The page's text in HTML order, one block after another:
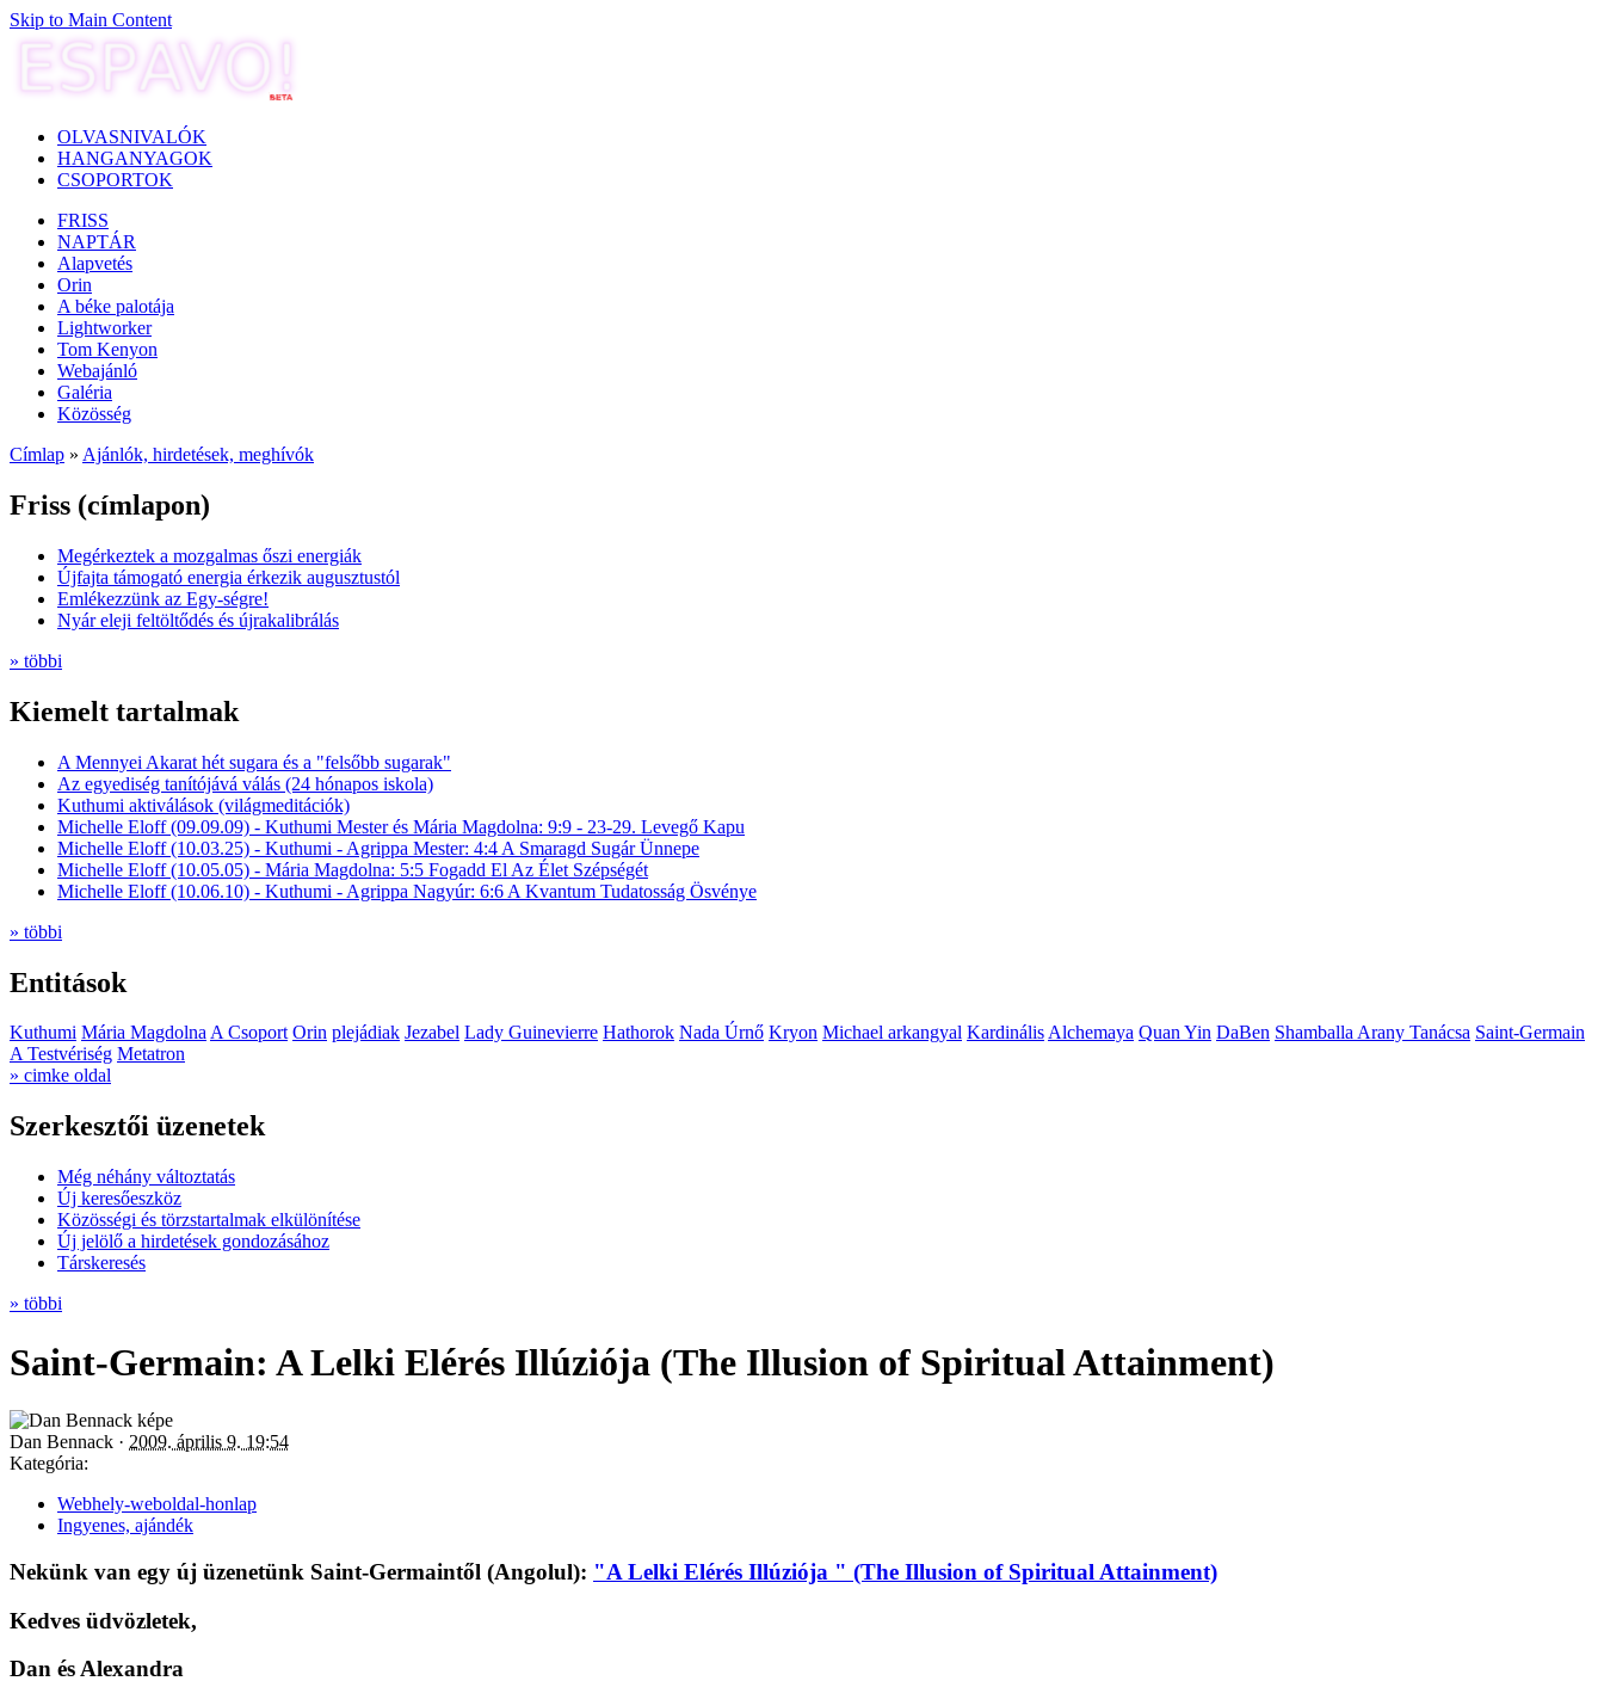
Skip to Main Content
OLVASNIVALÓK
HANGANYAGOK
CSOPORTOK
FRISS
NAPTÁR
Alapvetés
Orin
A béke palotája
Lightworker
Tom Kenyon
Webajánló
Galéria
Közösség
Címlap » Ajánlók, hirdetések, meghívók
Friss (címlapon)
Megérkeztek a mozgalmas őszi energiák
Újfajta támogató energia érkezik augusztustól
Emlékezzünk az Egy-ségre!
Nyár eleji feltöltődés és újrakalibrálás
» többi
Kiemelt tartalmak
A Mennyei Akarat hét sugara és a "felsőbb sugarak"
Az egyediség tanítójává válás (24 hónapos iskola)
Kuthumi aktiválások (világmeditációk)
Michelle Eloff (09.09.09) - Kuthumi Mester és Mária Magdolna: 9:9 - 23-29. Levegő Kapu
Michelle Eloff (10.03.25) - Kuthumi - Agrippa Mester: 4:4 A Smaragd Sugár Ünnepe
Michelle Eloff (10.05.05) - Mária Magdolna: 5:5 Fogadd El Az Élet Szépségét
Michelle Eloff (10.06.10) - Kuthumi - Agrippa Nagyúr: 6:6 A Kvantum Tudatosság Ösvénye
» többi
Entitások
Kuthumi Mária MagdolnaA Csoport Orin plejádiak Jezabel Lady Guinevierre Hathorok Nada Úrnő Kryon Michael arkangyal KardinálisAlchemaya Quan Yin DaBen Shamballa Arany Tanácsa Saint-Germain
A Testvériség Metatron
» cimke oldal
Szerkesztői üzenetek
Még néhány változtatás
Új keresőeszköz
Közösségi és törzstartalmak elkülönítése
Új jelölő a hirdetések gondozásához
Társkeresés
» többi
Saint-Germain: A Lelki Elérés Illúziója (The Illusion of Spiritual Attainment)
Dan Bennack · 2009. április 9. 19:54
Kategória:
Webhely-weboldal-honlap
Ingyenes, ajándék
Nekünk van egy új üzenetünk Saint-Germaintől (Angolul): "A Lelki Elérés Illúziója " (The Illusion of Spiritual Attainment)
Kedves üdvözletek,
Dan és Alexandra